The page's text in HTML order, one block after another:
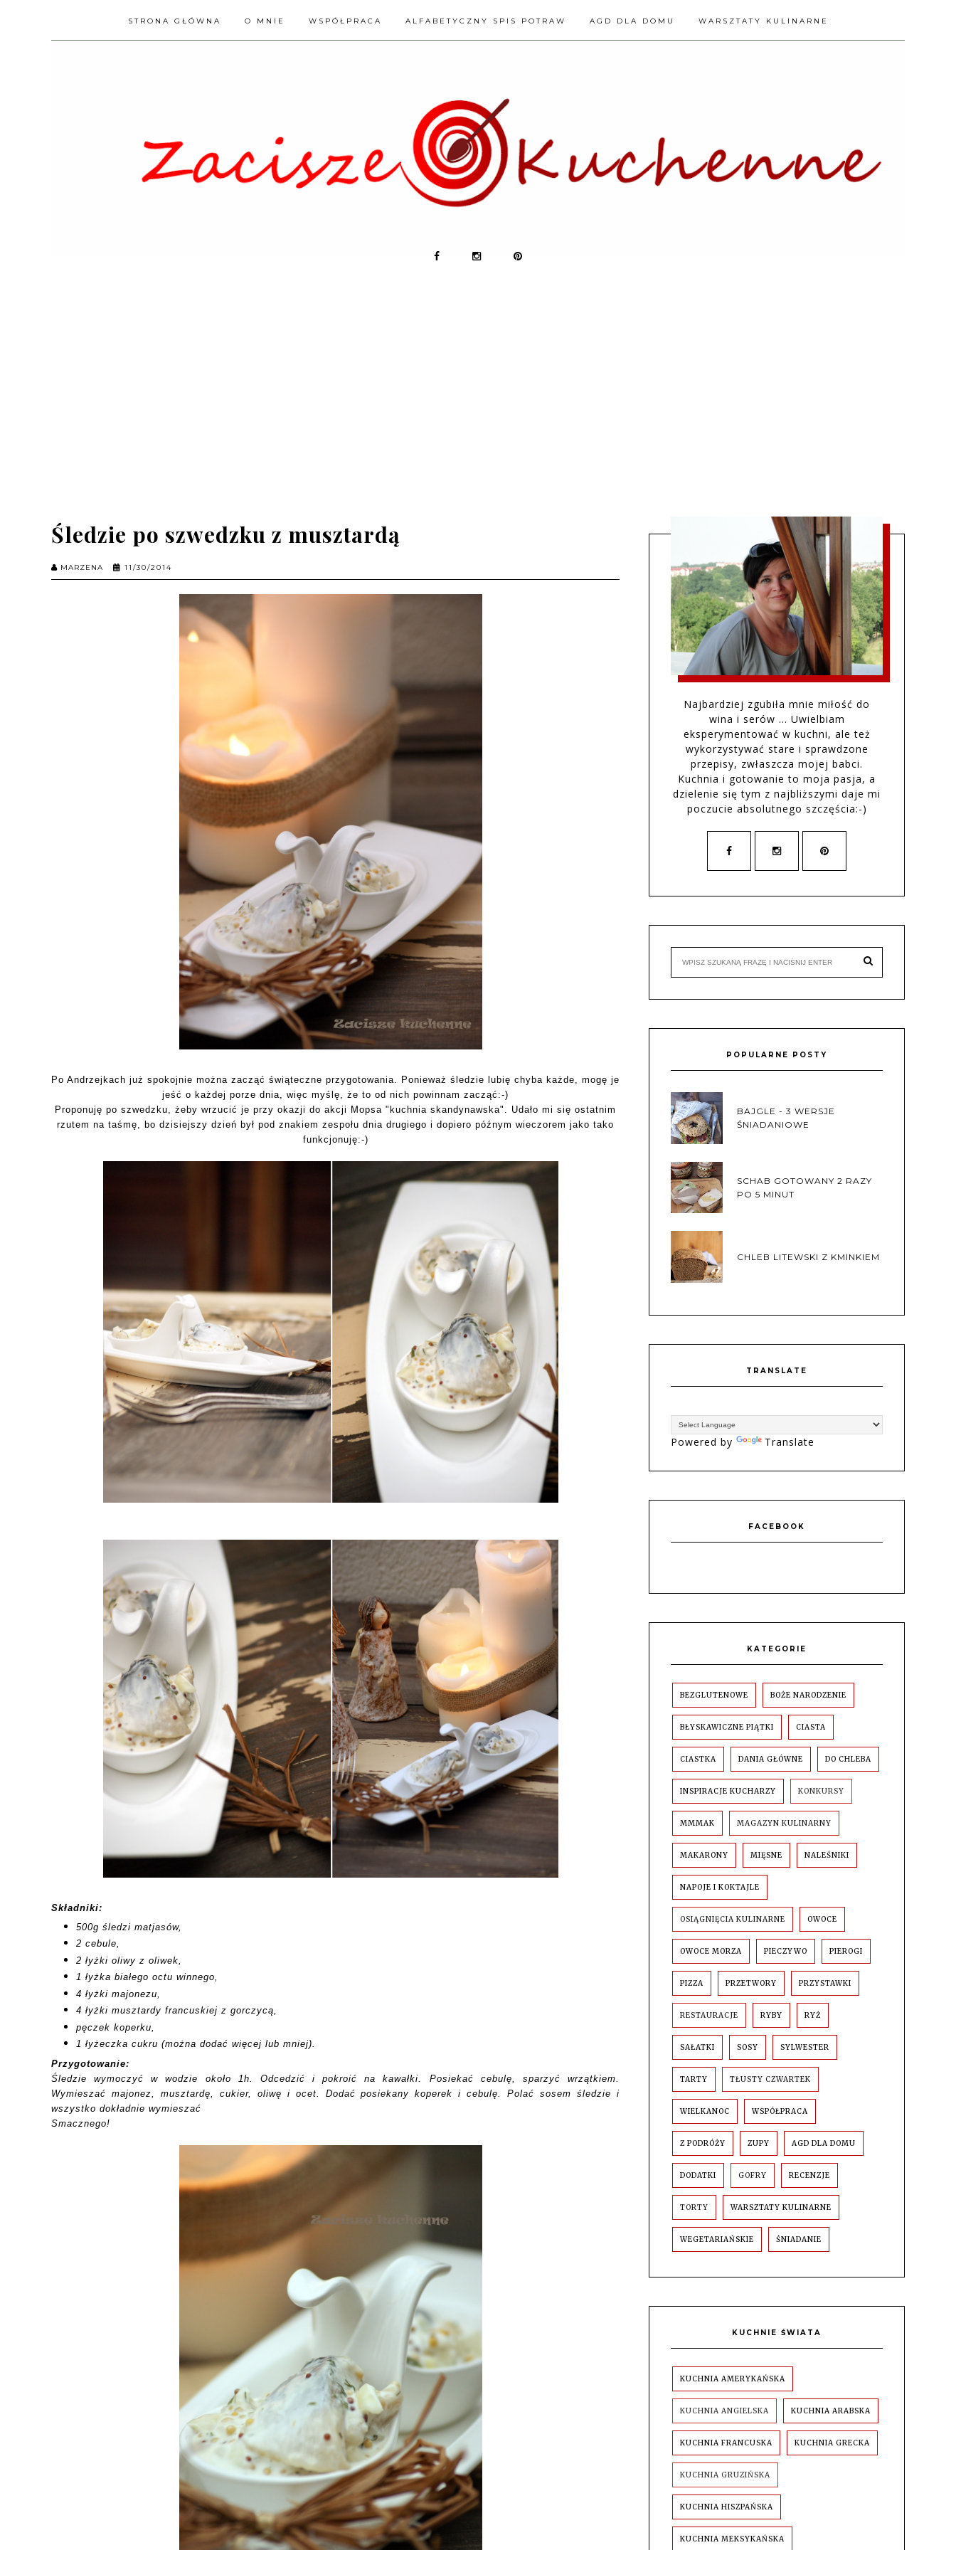
STRONA GŁÓWNA O MNIE WSPÓŁPRACA ALFABETYCZNY SPIS POTRAW AGD DLA DOMU WARSZTATY KULINARNE
Śledzie po szwedzku z musztardą
MARZENA 11/30/2014
Po Andrzejkach już spokojnie można zacząć świąteczne przygotowania. Ponieważ śledzie lubię chyba każde, mogę je
jeść o każdej porze dnia, więc myślę, że to od nich powinnam zacząć:-)
Proponuję po szwedzku, żeby wrzucić je przy okazji do akcji Mopsa "kuchnia skandynawska". Udało mi się ostatnim
rzutem na taśmę, bo dzisiejszy dzień był pod znakiem zespołu dnia drugiego i dopiero późnym wieczorem jako tako
funkcjonuję:-)
Składniki:
500g śledzi matjasów,
2 cebule,
2 łyżki oliwy z oliwek,
1 łyżka białego octu winnego,
4 łyżki majonezu,
4 łyżki musztardy francuskiej z gorczycą,
pęczek koperku,
1 łyżeczka cukru (można dodać więcej lub mniej).
Przygotowanie:
Śledzie wymoczyć w wodzie około 1h. Odcedzić i pokroić na kawałki. Posiekać cebulę, sparzyć wrzątkiem.
Wymieszać majonez, musztardę, cukier, oliwę i ocet. Dodać posiekany koperek i cebulę. Polać sosem śledzie i
wszystko dokładnie wymieszać
Smacznego!
Najbardziej zgubiła mnie miłość do
wina i serów … Uwielbiam
eksperymentować w kuchni, ale też
wykorzystywać stare i sprawdzone
przepisy, zwłaszcza mojej babci.
Kuchnia i gotowanie to moja pasja, a
dzielenie się tym z najbliższymi daje mi
poczucie absolutnego szczęścia:-)
POPULARNE POSTY
BAJGLE - 3 WERSJE
ŚNIADANIOWE
SCHAB GOTOWANY 2 RAZY
PO 5 MINUT
CHLEB LITEWSKI Z KMINKIEM
TRANSLATE
Powered by Translate
FACEBOOK
KATEGORIE
BEZGLUTENOWE BOŻE NARODZENIE
BŁYSKAWICZNE PIĄTKI CIASTA
CIASTKA DANIA GŁÓWNE DO CHLEBA
INSPIRACJE KUCHARZY KONKURSY
MMMAK MAGAZYN KULINARNY
MAKARONY MIĘSNE NALEŚNIKI
NAPOJE I KOKTAJLE
OSIĄGNIĘCIA KULINARNE OWOCE
OWOCE MORZA PIECZYWO PIEROGI
PIZZA PRZETWORY PRZYSTAWKI
RESTAURACJE RYBY RYŻ
SAŁATKI SOSY SYLWESTER
TARTY TŁUSTY CZWARTEK
WIELKANOC WSPÓŁPRACA
Z PODRÓŻY ZUPY AGD DLA DOMU
DODATKI GOFRY RECENZJE
TORTY WARSZTATY KULINARNE
WEGETARIAŃSKIE ŚNIADANIE
KUCHNIE ŚWIATA
KUCHNIA AMERYKAŃSKA
KUCHNIA ANGIELSKA KUCHNIA ARABSKA
KUCHNIA FRANCUSKA KUCHNIA GRECKA
KUCHNIA GRUZIŃSKA
KUCHNIA HISZPAŃSKA
KUCHNIA MEKSYKAŃSKA